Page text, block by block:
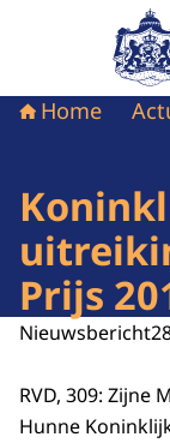
Home
Prijs
Nieuwsbericht
RVD, 309: Zijne
Hunne